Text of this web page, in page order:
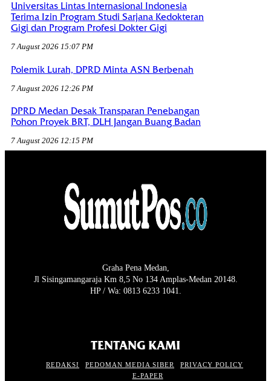
Universitas Lintas Internasional Indonesia
Terima Izin Program Studi Sarjana Kedokteran
Gigi dan Program Profesi Dokter Gigi
7 August 2026 15:07 PM
Polemik Lurah, DPRD Minta ASN Berbenah
7 August 2026 12:26 PM
DPRD Medan Desak Transparan Penebangan
Pohon Proyek BRT, DLH Jangan Buang Badan
7 August 2026 12:15 PM
Graha Pena Medan,
Jl Sisingamangaraja Km 8,5 No 134 Amplas-Medan 20148.
HP / Wa: 0813 6233 1041.
TENTANG KAMI
REDAKSI PEDOMAN MEDIA SIBER
PRIVACY POLICY
E-PAPER